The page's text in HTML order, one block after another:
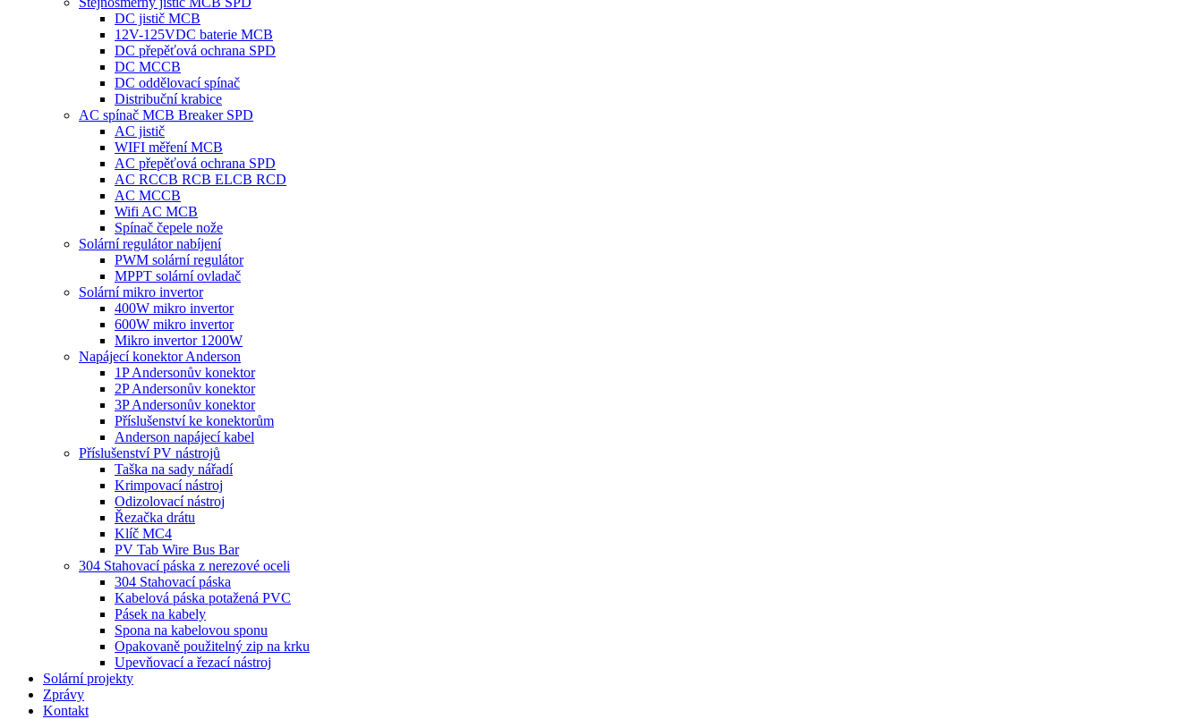
DC jistič MCB
12V-125VDC baterie MCB
DC přepěťová ochrana SPD
DC MCCB
DC oddělovací spínač
Distribuční krabice
AC spínač MCB Breaker SPD
AC jistič
WIFI měření MCB
AC přepěťová ochrana SPD
AC RCCB RCB ELCB RCD
AC MCCB
Wifi AC MCB
Spínač čepele nože
Solární regulátor nabíjení
PWM solární regulátor
MPPT solární ovladač
Solární mikro invertor
400W mikro invertor
600W mikro invertor
Mikro invertor 1200W
Napájecí konektor Anderson
1P Andersonův konektor
2P Andersonův konektor
3P Andersonův konektor
Příslušenství ke konektorům
Anderson napájecí kabel
Příslušenství PV nástrojů
Taška na sady nářadí
Krimpovací nástroj
Odizolovací nástroj
Řezačka drátu
Klíč MC4
PV Tab Wire Bus Bar
304 Stahovací páska z nerezové oceli
304 Stahovací páska
Kabelová páska potažená PVC
Pásek na kabely
Spona na kabelovou sponu
Opakovaně použitelný zip na krku
Upevňovací a řezací nástroj
Solární projekty
Zprávy
Kontakt